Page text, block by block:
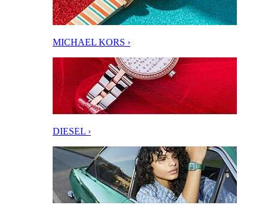
MICHAEL KORS ›
DIESEL ›